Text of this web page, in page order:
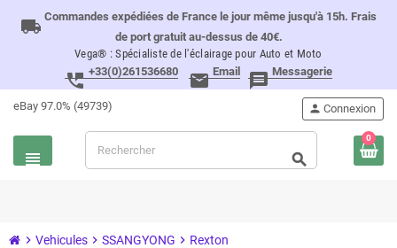
local_shipping Commandes expédiées de France le jour même jusqu'à 15h. Frais
de port gratuit au-dessus de 40€.
Vega® : Spécialiste de l'éclairage pour Auto et Moto
perm_phone_msg +33(0)261536680 email Email message Messagerie
eBay 97.0% (49739)
view_headline
person Connexion
search
0
chevron_right Vehicules chevron_right SSANGYONG chevron_right Rexton